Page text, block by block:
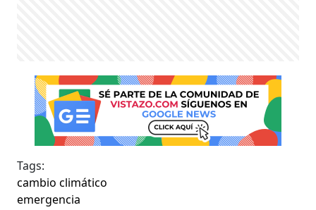
Tags:
cambio climático
emergencia